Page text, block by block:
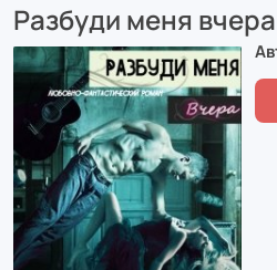
Разбуди меня вчера